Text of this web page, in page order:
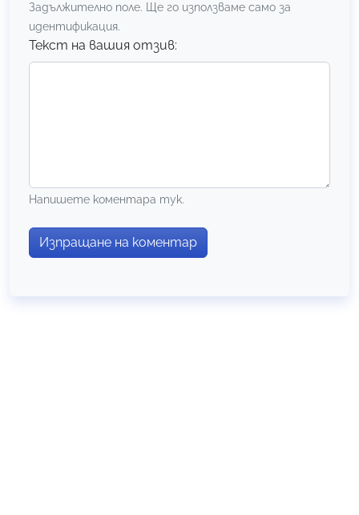
Задължително поле. Ще го използваме само за
идентификация.
Текст на вашия отзив:
Напишете коментара тук.
Изпращане на коментар